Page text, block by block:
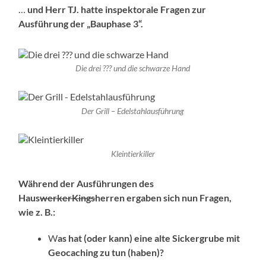
und Herr TJ. hatte inspektorale Fragen zur
Ausführung der „Bauphase 3“.
Die drei ??? und die schwarze Hand
Der Grill – Edelstahlausführung
Kleintierkiller
Während der Ausführungen des
HauswerkerKingsherren ergaben sich nun Fragen,
wie z. B.:
Was hat (oder kann) eine alte Sickergrube mit
Geocaching zu tun (haben)?